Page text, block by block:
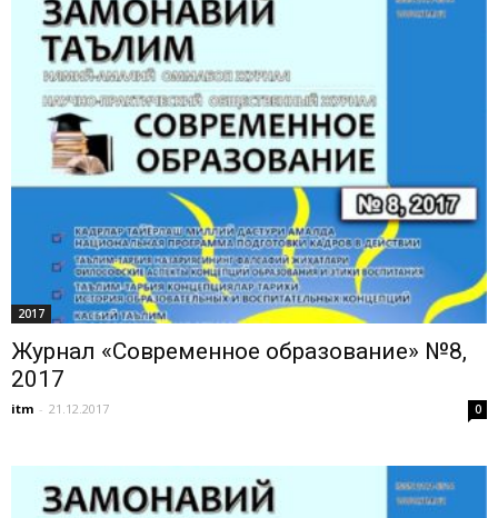
2017
Журнал «Современное образование» №8,
2017
itm - 21.12.2017 0